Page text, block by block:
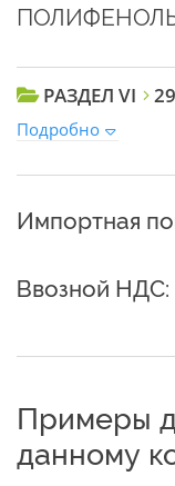
РАЗДЕЛ VI 29
Подробно
Импортная
Ввозной НДС:
Примеры
данному